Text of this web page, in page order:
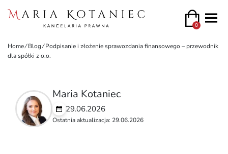
0
Home⁄Blog⁄Podpisanie i złożenie sprawozdania finansowego – przewodnik
dla spółki z o.o.
Maria Kotaniec
29.06.2026
Ostatnia aktualizacja: 29.06.2026